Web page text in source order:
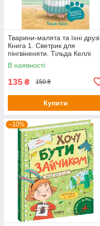
Тварини-малята та їхні друзі.
Книга 1. Светрик для
пінгвіненяти. Тільда Келлі
В наявності
135 ₴ 150 ₴
Купити
–10%